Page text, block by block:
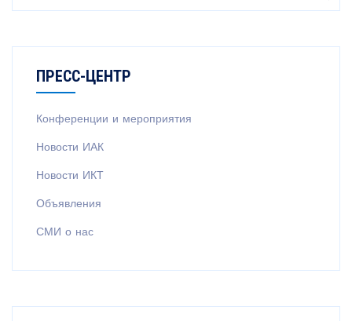
ПРЕСС-ЦЕНТР
Конференции и мероприятия
Новости ИАК
Новости ИКТ
Объявления
СМИ о нас